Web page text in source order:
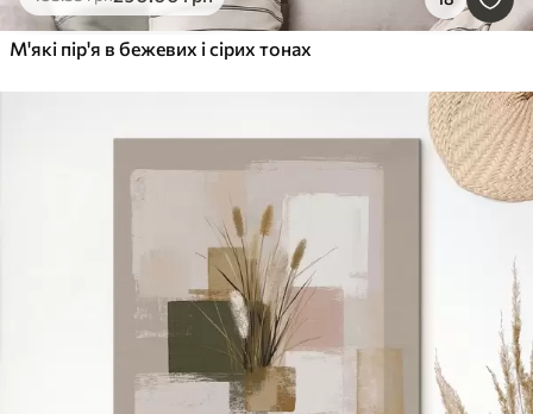
М'які пір'я в бежевих і сірих тонах